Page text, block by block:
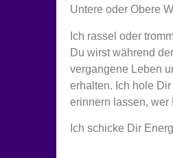
Untere oder Obere
Ich rassel oder
Du wirst während
vergangene Leben
erhalten. Ich hole
erinnern lassen, wer
Ich schicke Dir